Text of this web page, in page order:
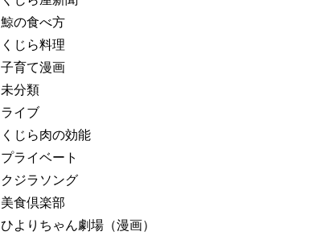
鯨の食べ方
くじら料理
子育て漫画
未分類
ライブ
くじら肉の効能
プライベート
クジラソング
美食倶楽部
ひよりちゃん劇場（漫画）